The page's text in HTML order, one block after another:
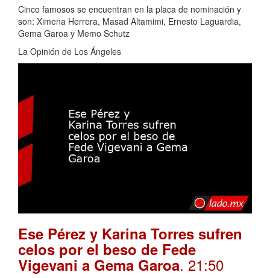
Cinco famosos se encuentran en la placa de nominación y
son: Ximena Herrera, Masad Altamimi, Ernesto Laguardia,
Gema Garoa y Memo Schutz
La Opinión de Los Ángeles
Ese Pérez y Karina Torres sufren
celos por el beso de Fede
Vigevani a Gema Garoa. 21:50